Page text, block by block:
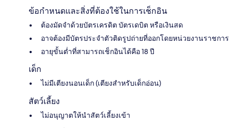
ข้อกำหนดและสิ่งที่ต้องใช้ในการเช็กอิน
ต้องมัดจำด้วยบัตรเครดิต บัตรเดบิต หรือเงินสด
อาจต้องมีบัตรประจำตัวติดรูปถ่ายที่ออกโดยหน่วยงานราชการ
อายุขั้นต่ำที่สามารถเช็กอินได้คือ 18 ปี
เด็ก
ไม่มีเตียงนอนเด็ก (เตียงสำหรับเด็กอ่อน)
สัตว์เลี้ยง
ไม่อนุญาตให้นำสัตว์เลี้ยงเข้า